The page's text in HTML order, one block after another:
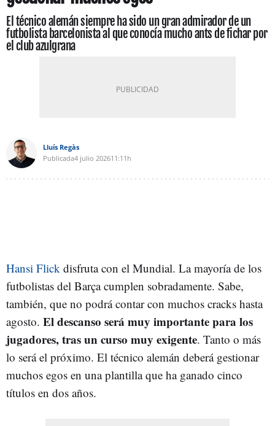
El técnico alemán siempre ha sido un gran admirador de un
futbolista barcelonista al que conocía mucho ants de fichar por
el club azulgrana
Lluís Regàs
Publicada4 julio 202611:11h
Hansi Flick disfruta con el Mundial. La mayoría de los
futbolistas del Barça cumplen sobradamente. Sabe,
también, que no podrá contar con muchos cracks hasta
agosto. El descanso será muy importante para los
jugadores, tras un curso muy exigente. Tanto o más
lo será el próximo. El técnico alemán deberá gestionar
muchos egos en una plantilla que ha ganado cinco
títulos en dos años.